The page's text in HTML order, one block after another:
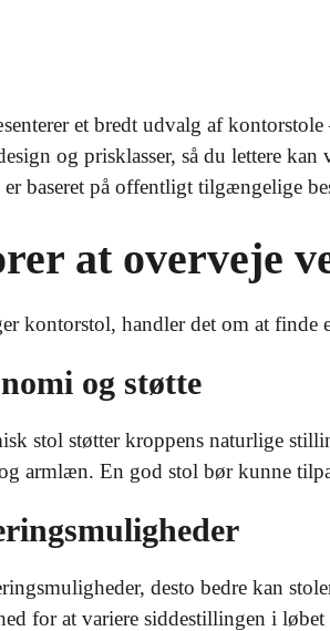
et bredt udvalg af
og prisklasser, så du lettere
baseret på offentligt tilgængelige
at overveje
kontorstol, handler det om at finde
og støtte
stol støtter kroppens naturlige
armlæn. En god stol bør kunne
desto bedre kan
for at variere siddestillingen i